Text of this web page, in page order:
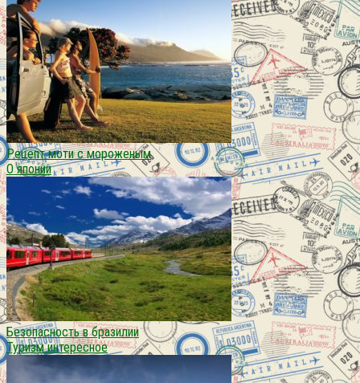
Рецепт моти с мороженым
О японии
Безопасность в бразилии
Туризм интересное